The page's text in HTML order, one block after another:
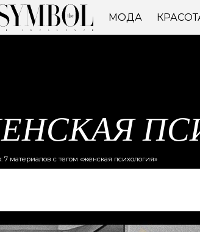
МОДА
7 материалов с тегом «женская психология»